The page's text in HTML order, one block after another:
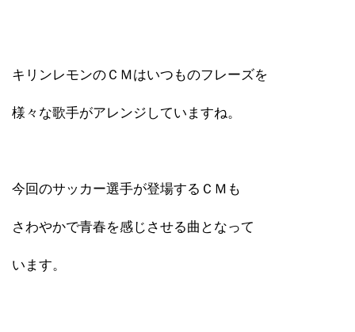
キリンレモンのＣＭはいつものフレーズを
様々な歌手がアレンジしていますね。
今回のサッカー選手が登場するＣＭも
さわやかで青春を感じさせる曲となって
います。